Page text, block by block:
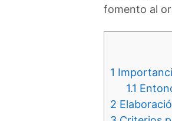
fomento al
1
1.1
2